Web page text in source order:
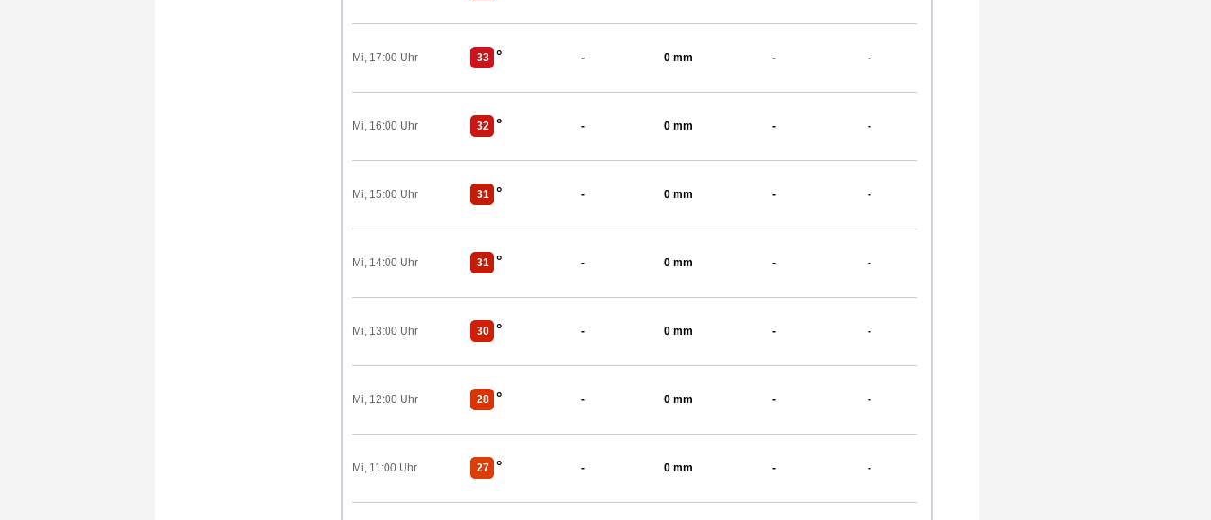
Mi, 17:00 Uhr 33 ° - 0 mm - -
Mi, 16:00 Uhr 32 ° - 0 mm - -
Mi, 15:00 Uhr 31 ° - 0 mm - -
Mi, 14:00 Uhr 31 ° - 0 mm - -
Mi, 13:00 Uhr 30 ° - 0 mm - -
Mi, 12:00 Uhr 28 ° - 0 mm - -
Mi, 11:00 Uhr 27 ° - 0 mm - -